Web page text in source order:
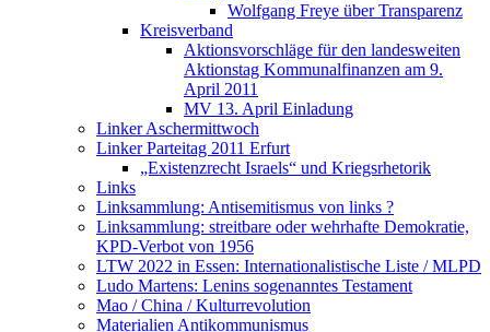
Wolfgang Freye über Transparenz
Kreisverband
Aktionsvorschläge für den landesweiten
Aktionstag Kommunalfinanzen am 9.
April 2011
MV 13. April Einladung
Linker Aschermittwoch
Linker Parteitag 2011 Erfurt
„Existenzrecht Israels“ und Kriegsrhetorik
Links
Linksammlung: Antisemitismus von links ?
Linksammlung: streitbare oder wehrhafte Demokratie,
KPD-Verbot von 1956
LTW 2022 in Essen: Internationalistische Liste / MLPD
Ludo Martens: Lenins sogenanntes Testament
Mao / China / Kulturrevolution
Materialien Antikommunismus